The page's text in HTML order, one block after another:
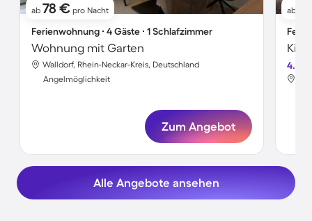
ab 78 € pro Nacht
Ferienwohnung ∙ 4 Gäste ∙ 1 Schlafzimmer
Wohnung mit Garten
Walldorf, Rhein-Neckar-Kreis, Deutschland
Angelmöglichkeit
Zum Angebot
ab
4.4
Alle Angebote ansehen